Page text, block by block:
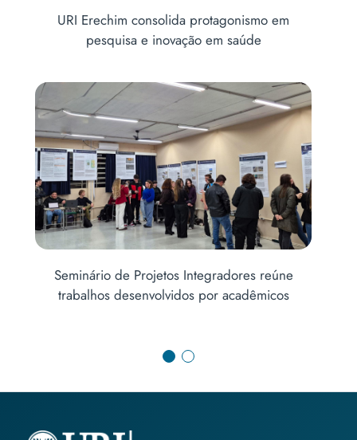
Coordenador de Medicina participa da 10ª
Conferência Municipal de Saúde de Erechim
Um alerta à saúde pública: pesquisas revelam
impactos no uso do cigarro eletrônico